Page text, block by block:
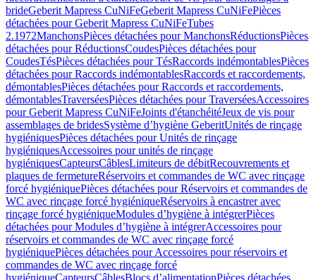
brideGeberit Mapress CuNiFeGeberit Mapress CuNiFePièces
détachées pour Geberit Mapress CuNiFeTubes
2.1972ManchonsPièces détachées pour ManchonsRéductionsPièces
détachées pour RéductionsCoudesPièces détachées pour
CoudesTésPièces détachées pour TésRaccords indémontablesPièces
détachées pour Raccords indémontablesRaccords et raccordements,
démontablesPièces détachées pour Raccords et raccordements,
démontablesTraverséesPièces détachées pour TraverséesAccessoires
pour Geberit Mapress CuNiFeJoints d'étanchéitéJeux de vis pour
assemblages de bridesSystème d’hygiène GeberitUnités de rinçage
hygiéniquesPièces détachées pour Unités de rinçage
hygiéniquesAccessoires pour unités de rinçage
hygiéniquesCapteursCâblesLimiteurs de débitRecouvrements et
plaques de fermetureRéservoirs et commandes de WC avec rinçage
forcé hygiéniquePièces détachées pour Réservoirs et commandes de
WC avec rinçage forcé hygiéniqueRéservoirs à encastrer avec
rinçage forcé hygiéniqueModules d’hygiène à intégrerPièces
détachées pour Modules d’hygiène à intégrerAccessoires pour
réservoirs et commandes de WC avec rinçage forcé
hygiéniquePièces détachées pour Accessoires pour réservoirs et
commandes de WC avec rinçage forcé
hygiéniqueCapteursCâblesBlocs d’alimentationPièces détachées